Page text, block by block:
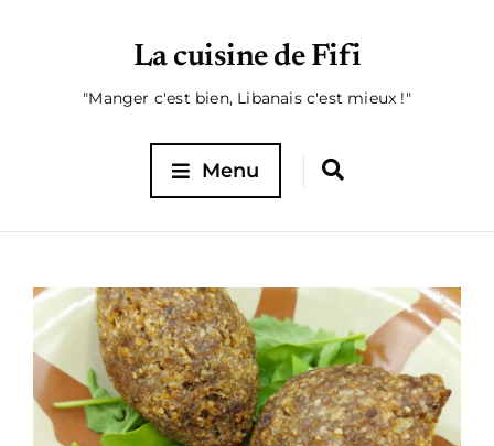
La cuisine de Fifi
"Manger c'est bien, Libanais c'est mieux !"
Menu